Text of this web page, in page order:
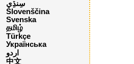
Slovenščina
Svenska
தமிழ்
Türkçe
Українська
اردو
中文